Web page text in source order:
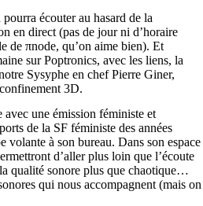
écouter au hasard de la
en direct (pas de jour ni d’horaire
de πnode, qu’on aime bien). Et
sur Poptronics, avec les liens, la
Sysyphe en chef Pierre Giner,
3D.
avec une émission féministe et
de la SF féministe des années
volante à son bureau. Dans son espace
d’aller plus loin que l’écoute
qualité sonore plus que chaotique…
qui nous accompagnent (mais on